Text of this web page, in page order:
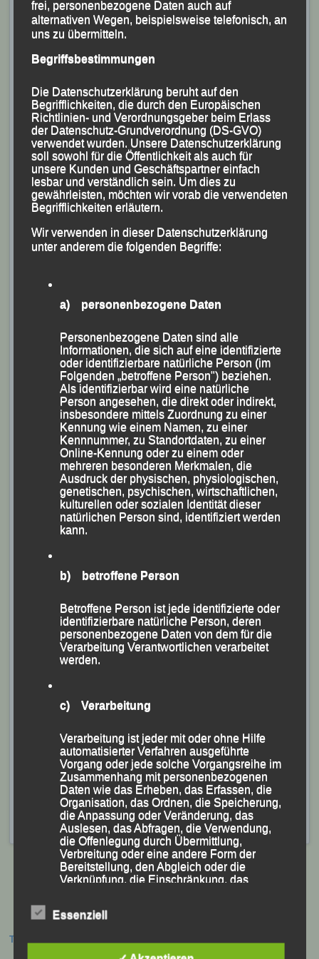
Die Passauer Abordnung (v.li.) Moritz Storch, Centa
Hollweck, Florentin Killersreiter, Sophia Meth, Carolina
Bei sommerlichen Temperaturen zeichneten die LG´ler
unter der Leitung von Siegfried Kapfer und Centa
Hollweck von Freitag bis Sonntag für das Kugelstoßen
aller Altersklassen verantwortlich und verzeichneten
dabei u.a. im Wettbewerb der Altersklasse M 50 einen
neuen deutschen Rekord mit 19,26 m durch den
ehemaligen deutschen Top-Kugelstoßer und
mehrfachen Senioren-Weltmeister Andy Dittmar aus
Gotha und in der Altersklasse M 85 den neuen
Weltrekord von 12,38 m für Roland Heiler von der LAG
Obere Murg bei Baden-Baden.
Ein extra-Lob kam vom Seniorensprecher des DLVs
VeröffentlichtinAktuelles,Archiv 2024,Kampfrichter |
Markiert mitCarolina Galla,Centa Hollweck,Erding,Florentin
Killersreiter,Inga Koch,Kampfrichter,Kampfrichtereinsatz
Moritz Storch,Siegfried Kapfer,Sophia Meth,Werner Brysch
Beitragsnavigation
Termine:
frei, personenbezogene Daten auch auf
alternativen Wegen, beispielsweise telefonisch, an
uns zu übermitteln.
Begriffsbestimmungen
Die Datenschutzerklärung beruht auf den
Begrifflichkeiten, die durch den Europäischen
Richtlinien- und Verordnungsgeber beim Erlass
der Datenschutz-Grundverordnung (DS-GVO)
verwendet wurden. Unsere Datenschutzerklärung
soll sowohl für die Öffentlichkeit als auch für
unsere Kunden und Geschäftspartner einfach
lesbar und verständlich sein. Um dies zu
gewährleisten, möchten wir vorab die verwendeten
Begrifflichkeiten erläutern.
Wir verwenden in dieser Datenschutzerklärung
unter anderem die folgenden Begriffe:
a) personenbezogene Daten
Personenbezogene Daten sind alle
Informationen, die sich auf eine identifizierte
oder identifizierbare natürliche Person (im
Folgenden „betroffene Person") beziehen.
Als identifizierbar wird eine natürliche
Person angesehen, die direkt oder indirekt,
insbesondere mittels Zuordnung zu einer
Kennung wie einem Namen, zu einer
Kennnummer, zu Standortdaten, zu einer
Online-Kennung oder zu einem oder
mehreren besonderen Merkmalen, die
Ausdruck der physischen, physiologischen,
genetischen, psychischen, wirtschaftlichen,
kulturellen oder sozialen Identität dieser
natürlichen Person sind, identifiziert werden
kann.
b) betroffene Person
Betroffene Person ist jede identifizierte oder
identifizierbare natürliche Person, deren
personenbezogene Daten von dem für die
Verarbeitung Verantwortlichen verarbeitet
werden.
c) Verarbeitung
Verarbeitung ist jeder mit oder ohne Hilfe
automatisierter Verfahren ausgeführte
Vorgang oder jede solche Vorgangsreihe im
Zusammenhang mit personenbezogenen
Daten wie das Erheben, das Erfassen, die
Organisation, das Ordnen, die Speicherung,
die Anpassung oder Veränderung, das
Auslesen, das Abfragen, die Verwendung,
die Offenlegung durch Übermittlung,
Verbreitung oder eine andere Form der
Bereitstellung, den Abgleich oder die
Verknüpfung, die Einschränkung, das
Essenziell